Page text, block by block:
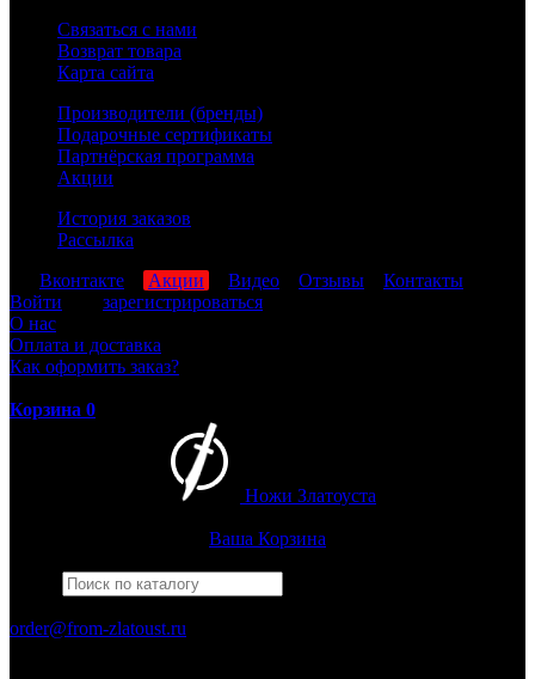
Связаться с нами
Возврат товара
Карта сайта
Производители (бренды)
Подарочные сертификаты
Партнёрская программа
Акции
История заказов
Рассылка
Вконтакте Акции Видео Отзывы
Контакты
Войти
зарегистрироваться
О нас
Оплата и доставка
Как оформить заказ?
Корзина 0
Ножи Златоуста
Ваша Корзина
order@from-zlatoust.ru